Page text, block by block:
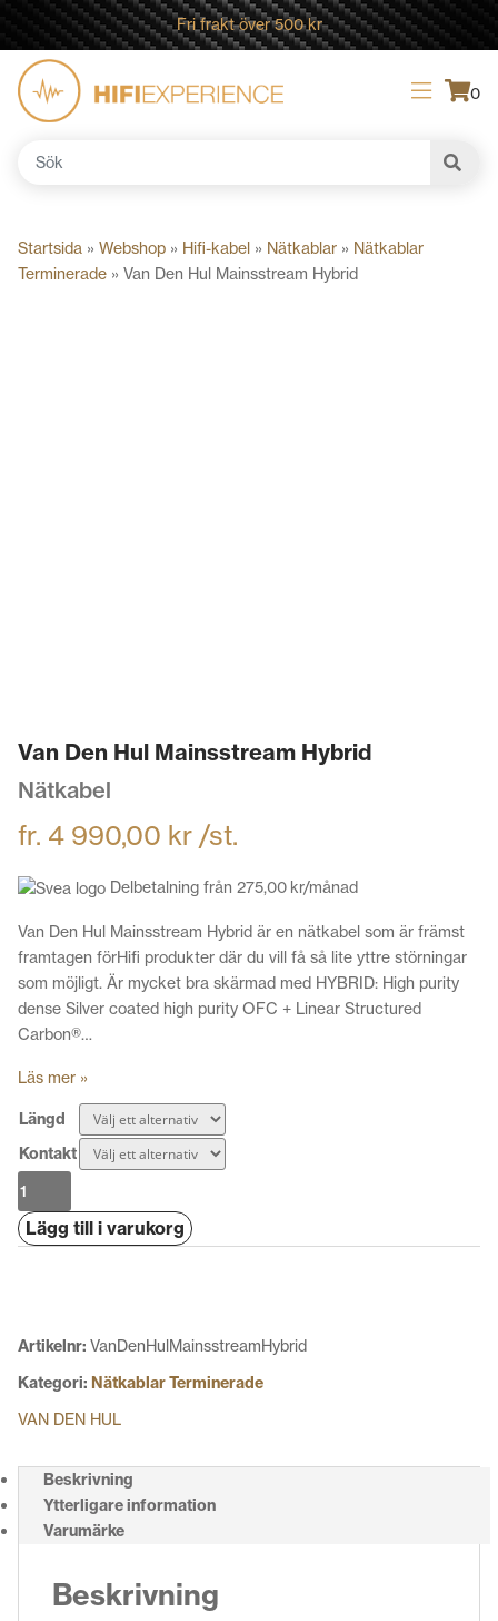
Fri frakt över 500 kr
0
Sök
Startsida » Webshop » Hifi-kabel » Nätkablar » Nätkablar
Terminerade » Van Den Hul Mainsstream Hybrid
Van Den Hul Mainsstream Hybrid
Nätkabel
fr. 4 990,00 kr /st.
Delbetalning från 275,00 kr/månad
Van Den Hul Mainsstream Hybrid är en nätkabel som är främst
framtagen förHifi produkter där du vill få så lite yttre störningar
som möjligt. Är mycket bra skärmad med HYBRID: High purity
dense Silver coated high purity OFC + Linear Structured
Carbon®…
Läs mer »
Längd
Kontakt
Van
Den
HulLägg till i varukorg
Artikelnr: VanDenHulMainsstreamHybrid
Kategori: Nätkablar Terminerade
VAN DEN HUL
Beskrivning
Ytterligare information
Varumärke
Beskrivning